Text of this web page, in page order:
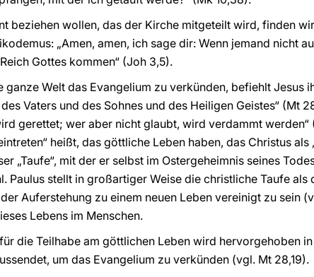
beziehen wollen, das der Kirche mitgeteilt wird, finden
„Amen, amen, ich sage dir: Wenn jemand nicht
Gottes kommen“ (Joh 3,5).
Welt das Evangelium zu verkünden, befiehlt Jesus
Vaters und des Sohnes und des Heiligen Geistes“ (Mt
gerettet; wer aber nicht glaubt, wird verdammt werden“
heißt, das göttliche Leben haben, das Christus als
„Taufe“, mit der er selbst im Ostergeheimnis seines
Paulus stellt in großartiger Weise die christliche Taufe als
Auferstehung zu einem neuen Leben vereinigt zu sein
Lebens im Menschen.
die Teilhabe am göttlichen Leben wird hervorgehoben
um das Evangelium zu verkünden (vgl. Mt 28,19).